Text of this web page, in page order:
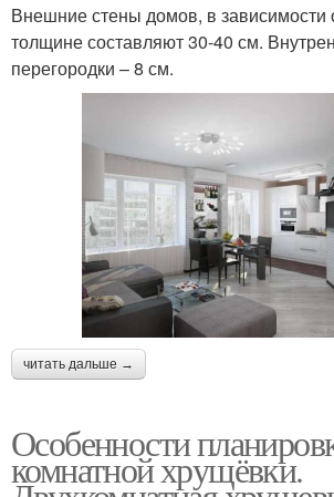
Внешние стены домов, в зависимости
толщине составляют 30-40 см.
перегородки – 8 см.
читать дальше →
Особенности
комнатной хрущёвки.